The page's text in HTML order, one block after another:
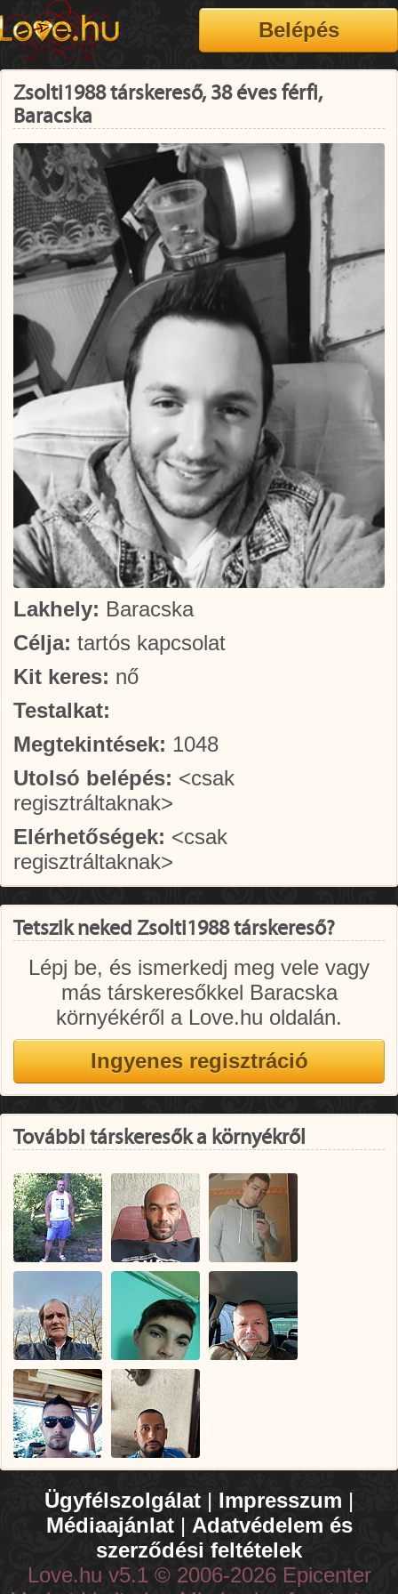
Zsolti1988 társkereső, 38 éves férfi,
Baracska
Lakhely: Baracska
Célja: tartós kapcsolat
Kit keres: nő
Testalkat:
Megtekintések: 1048
Utolsó belépés: <csak
regisztráltaknak>
Elérhetőségek: <csak
regisztráltaknak>
Tetszik neked Zsolti1988 társkereső?
Lépj be, és ismerkedj meg vele vagy
más társkeresőkkel Baracska
környékéről a Love.hu oldalán.
További társkeresők a környékről
Ügyfélszolgálat | Impresszum |
Médiaajánlat| Adatvédelem és
szerződési feltételek
Love.hu v5.1 © 2006-2026 Epicenter